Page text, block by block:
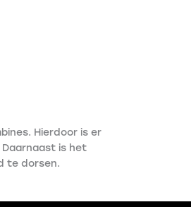
Hierdoor is er
is het
te dorsen.